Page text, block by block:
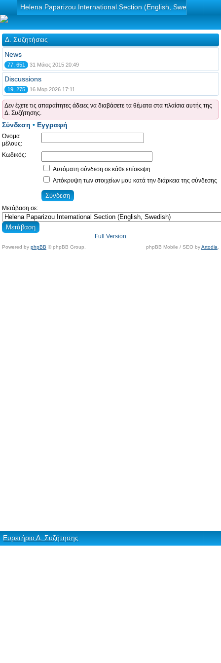
Helena Paparizou International Section (English, Swedish)
Δ. Συζητήσεις
News
77, 651 31 Μάιος 2015 20:49
Discussions
19, 275 16 Μαρ 2026 17:11
Δεν έχετε τις απαραίτητες άδειες να διαβάσετε τα θέματα στα πλαίσια αυτής της
Δ. Συζήτησης.
Σύνδεση • Εγγραφή
Όνομα
μέλους:
Κωδικός:
Αυτόματη σύνδεση σε κάθε επίσκεψη
Απόκρυψη των στοιχείων μου κατά την διάρκεια της σύνδεσης
Μετάβαση σε:
Full Version
Powered by phpBB © phpBB Group. phpBB Mobile / SEO byArtodia
Ευρετήριο Δ. Συζήτησης